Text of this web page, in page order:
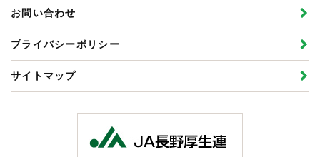
お問い合わせ
プライバシーポリシー
サイトマップ